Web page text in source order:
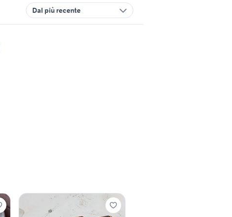
Dal più recente